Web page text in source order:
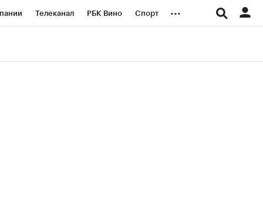
Телеканал РБК Вино Спорт ...